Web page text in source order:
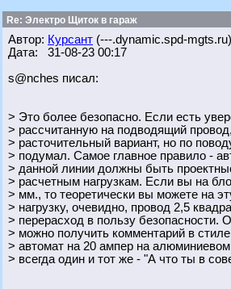
Re: Электро Щиток в гараж
Автор: Курсант (---.dynamic.spd-mgts.ru)
Дата: 31-08-23 00:17
s@nches писал:
> Это более безопасно. Если есть
> рассчитанную на подводящий
> расточительный вариант, но по
> подумал. Самое главное правило -
> данной линии должны быть
> расчетным нагрузкам. Если вы на
> мм., то теоретически вы можете на
> нагрузку, очевидно, провод 2,5
> перерасход в пользу безопасности.
> можно получить комментарий в
> автомат на 20 ампер на
> всегда один и тот же - "А что ты в